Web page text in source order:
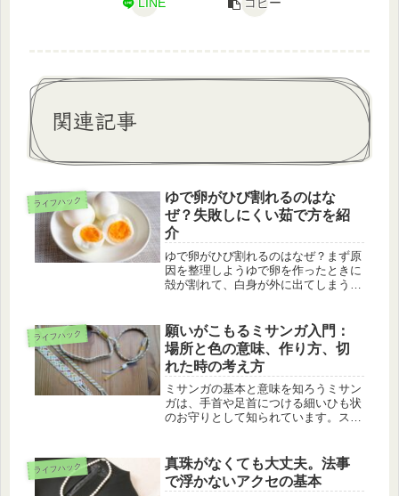
LINE コピー
関連記事
ライフハック
ゆで卵がひび割れるのはな
ぜ？失敗しにくい茹で方を紹
介
ゆで卵がひび割れるのはなぜ？まず原
因を整理しようゆで卵を作ったときに
殻が割れて、白身が外に出てしまうこ
白くにごったりして、ちょっと残念で
すよね。ひび割れの原因は、たいてい
は...
ライフハック
願いがこもるミサンガ入門：
場所と色の意味、作り方、切
れた時の考え方
ミサンガの基本と意味を知ろうミサン
ガは、手首や足首につける細いひも状
のお守りとして知られています。スポ
ッションとしても人気ですが、もとも
とは「願いごとを意識するための目
印」...
ライフハック
真珠がなくても大丈夫。法事
で浮かないアクセの基本